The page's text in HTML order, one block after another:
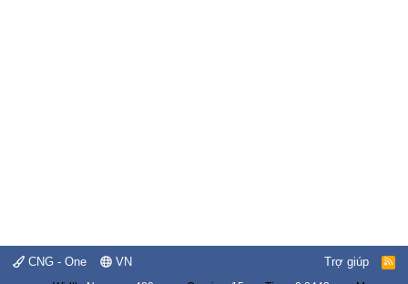
CNG - One VN Trợ giúp
R